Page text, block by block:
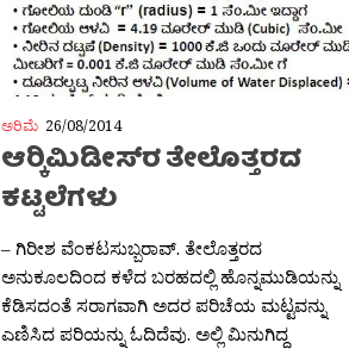
ಅರಿಮೆ 26/08/2014
ಆರ‍್ಕಿಮಿಡೀಸ್‍‍ರ ತೇಲೊತ್ತರದ
ಕಟ್ಟಲೆಗಳು
– ಗಿರೀಶ ವೆಂಕಟಸುಬ್ಬರಾವ್. ತೇಲೊತ್ತರದ
ಅನುಕೂಲದಿಂದ ಕಳೆದ ಬರಹದಲ್ಲಿ ಹೊನ್ನಮುಡಿಯನ್ನು
ಕೆಡಿಸದಂತೆ ಸರಾಗವಾಗಿ ಅದರ ಪರಿಚೆಯ ಮಟ್ಟವನ್ನು
ಎಣಿಸಿದ ಪರಿಯನ್ನು ಓದಿದೆವು. ಅಲ್ಲಿ ಮಿನುಗಿದ್ದ